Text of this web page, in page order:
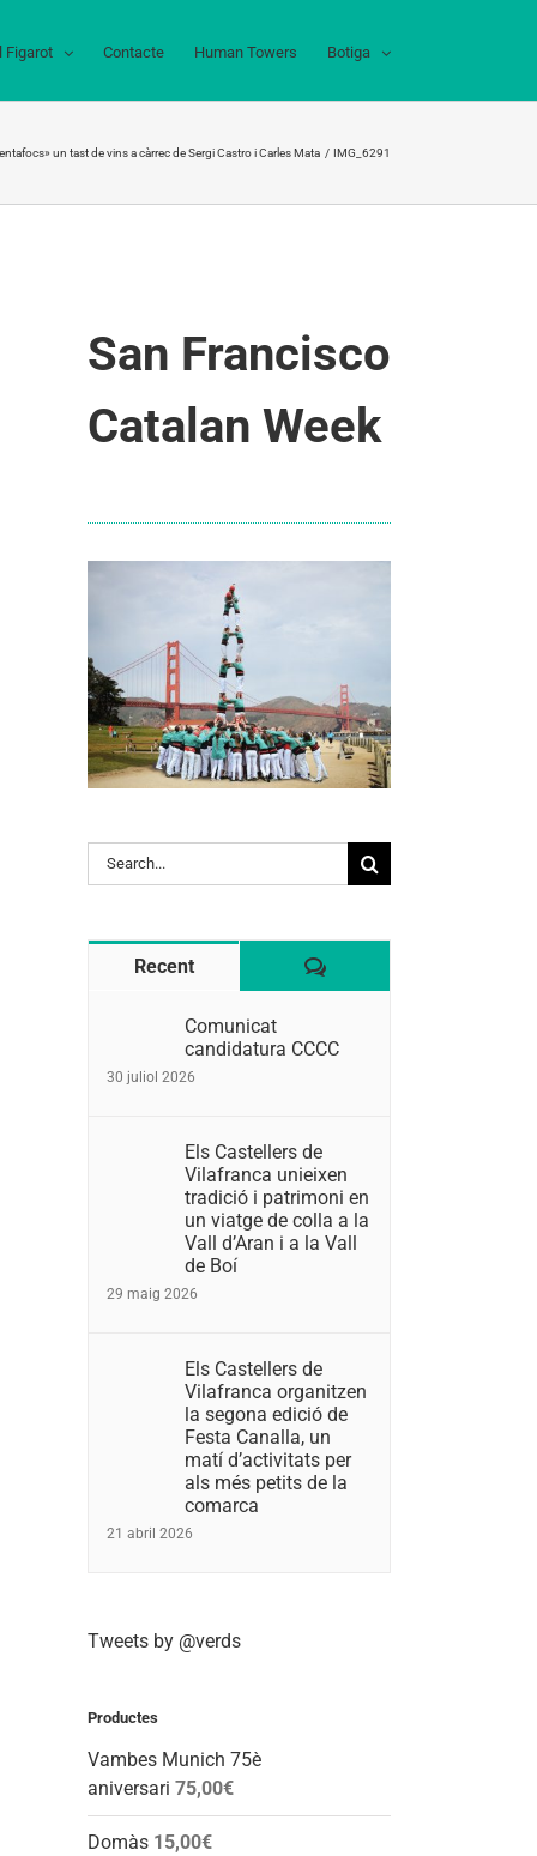
Figarot Contacte Human Towers Botiga
un tast de vins a càrrec de Sergi Castro i Carles Mata IMG_6291
San Francisco
Catalan Week
Search
for:
Recent Comentaris
Comunicat
candidatura CCCC
30 juliol 2026
Els Castellers de
Vilafranca unieixen
tradició i patrimoni en
un viatge de colla a la
Vall d’Aran i a la Vall
de Boí
29 maig 2026
Els Castellers de
Vilafranca organitzen
la segona edició de
Festa Canalla, un
matí d’activitats per
als més petits de la
comarca
21 abril 2026
Tweets by @verds
Productes
Vambes Munich 75è
aniversari 75,00€
Domàs 15,00€